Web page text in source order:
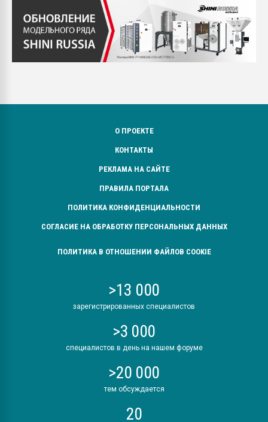
О ПРОЕКТЕ
КОНТАКТЫ
РЕКЛАМА НА САЙТЕ
ПРАВИЛА ПОРТАЛА
ПОЛИТИКА КОНФИДЕНЦИАЛЬНОСТИ
СОГЛАСИЕ НА ОБРАБОТКУ ПЕРСОНАЛЬНЫХ ДАННЫХ
ПОЛИТИКА В ОТНОШЕНИИ ФАЙЛОВ COOKIE
>13 000
зарегистрированных специалистов
>3 000
специалистов в день на нашем форуме
>20 000
тем обсуждается
20